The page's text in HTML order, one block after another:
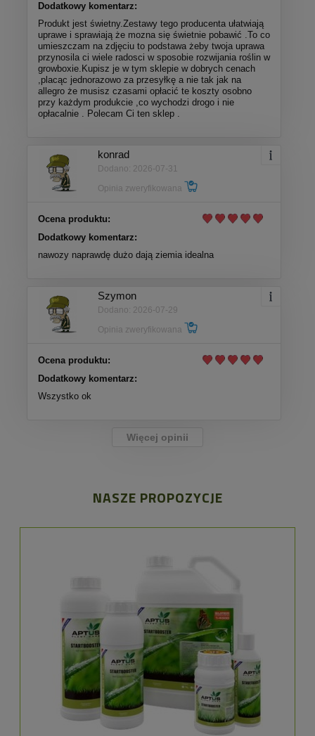
Dodatkowy komentarz:
Produkt jest świetny.Zestawy tego producenta ułatwiają
uprawe i sprawiają że mozna się świetnie pobawić .To co
umieszczam na zdjęciu to podstawa żeby twoja uprawa
przynosila ci wiele radosci w sposobie rozwijania roślin w
growboxie.Kupisz je w tym sklepie w dobrych cenach
,placąc jednorazowo za przesyłkę a nie tak jak na
allegro że musisz czasami opłacić te koszty osobno
przy każdym produkcie ,co wychodzi drogo i nie
opłacalnie . Polecam Ci ten sklep .
konrad
Dodano: 2026-07-31
Opinia zweryfikowana
Ocena produktu:
Dodatkowy komentarz:
nawozy naprawdę dużo dają ziemia idealna
Szymon
Dodano: 2026-07-29
Opinia zweryfikowana
Ocena produktu:
Dodatkowy komentarz:
Wszystko ok
Więcej opinii
NASZE PROPOZYCJE